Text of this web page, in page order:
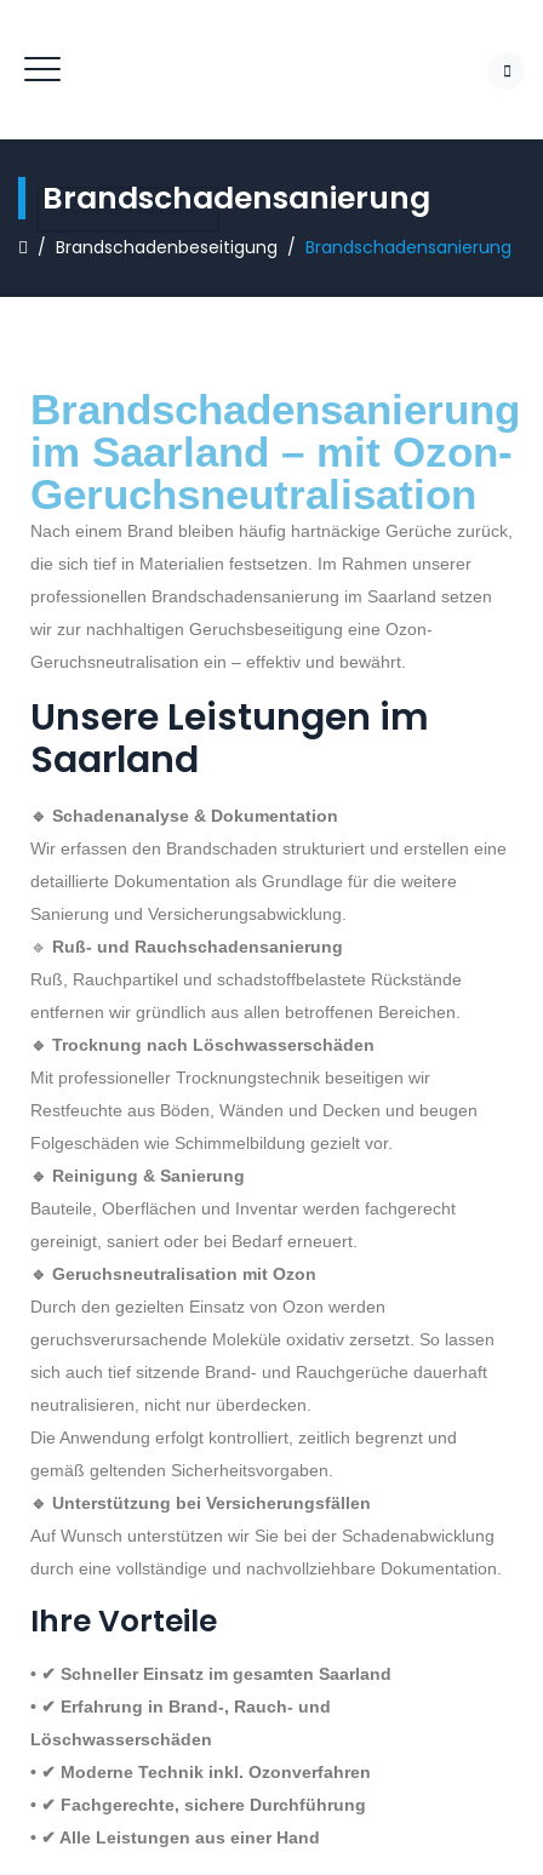
SCHADEN MELDEN
Brandschadensanierung
/ Brandschadenbeseitigung / Brandschadensanierung
Brandschadensanierung
im Saarland – mit Ozon-
Geruchsneutralisation
Nach einem Brand bleiben häufig hartnäckige Gerüche zurück,
die sich tief in Materialien festsetzen. Im Rahmen unserer
professionellen Brandschadensanierung im Saarland setzen
wir zur nachhaltigen Geruchsbeseitigung eine Ozon-
Geruchsneutralisation ein – effektiv und bewährt.
Unsere Leistungen im
Saarland
🔹 Schadenanalyse & Dokumentation
Wir erfassen den Brandschaden strukturiert und erstellen eine
detaillierte Dokumentation als Grundlage für die weitere
Sanierung und Versicherungsabwicklung.
🔹 Ruß- und Rauchschadensanierung
Ruß, Rauchpartikel und schadstoffbelastete Rückstände
entfernen wir gründlich aus allen betroffenen Bereichen.
🔹 Trocknung nach Löschwasserschäden
Mit professioneller Trocknungstechnik beseitigen wir
Restfeuchte aus Böden, Wänden und Decken und beugen
Folgeschäden wie Schimmelbildung gezielt vor.
🔹 Reinigung & Sanierung
Bauteile, Oberflächen und Inventar werden fachgerecht
gereinigt, saniert oder bei Bedarf erneuert.
🔹 Geruchsneutralisation mit Ozon
Durch den gezielten Einsatz von Ozon werden
geruchsverursachende Moleküle oxidativ zersetzt. So lassen
sich auch tief sitzende Brand- und Rauchgerüche dauerhaft
neutralisieren, nicht nur überdecken.
Die Anwendung erfolgt kontrolliert, zeitlich begrenzt und
gemäß geltenden Sicherheitsvorgaben.
🔹 Unterstützung bei Versicherungsfällen
Auf Wunsch unterstützen wir Sie bei der Schadenabwicklung
durch eine vollständige und nachvollziehbare Dokumentation.
Ihre Vorteile
• ✔ Schneller Einsatz im gesamten Saarland
• ✔ Erfahrung in Brand-, Rauch- und
Löschwasserschäden
• ✔ Moderne Technik inkl. Ozonverfahren
• ✔ Fachgerechte, sichere Durchführung
• ✔ Alle Leistungen aus einer Hand